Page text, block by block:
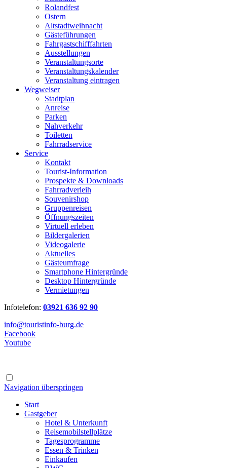
Rolandfest
Ostern
Altstadtweihnacht
Gästeführungen
Fahrgastschifffahrten
Ausstellungen
Veranstaltungsorte
Veranstaltungskalender
Veranstaltung eintragen
Wegweiser
Stadtplan
Anreise
Parken
Nahverkehr
Toiletten
Fahrradservice
Service
Kontakt
Tourist-Information
Prospekte & Downloads
Fahrradverleih
Souvenirshop
Gruppenreisen
Öffnungszeiten
Virtuell erleben
Bildergalerien
Videogalerie
Aktuelles
Gästeumfrage
Smartphone Hintergründe
Desktop Hintergründe
Vermietungen
Infotelefon: 03921 636 92 90
info@touristinfo-burg.de
Facebook
Youtube
Navigation überspringen
Start
Gastgeber
Hotel & Unterkunft
Reisemobilstellplätze
Tagesprogramme
Essen & Trinken
Einkaufen